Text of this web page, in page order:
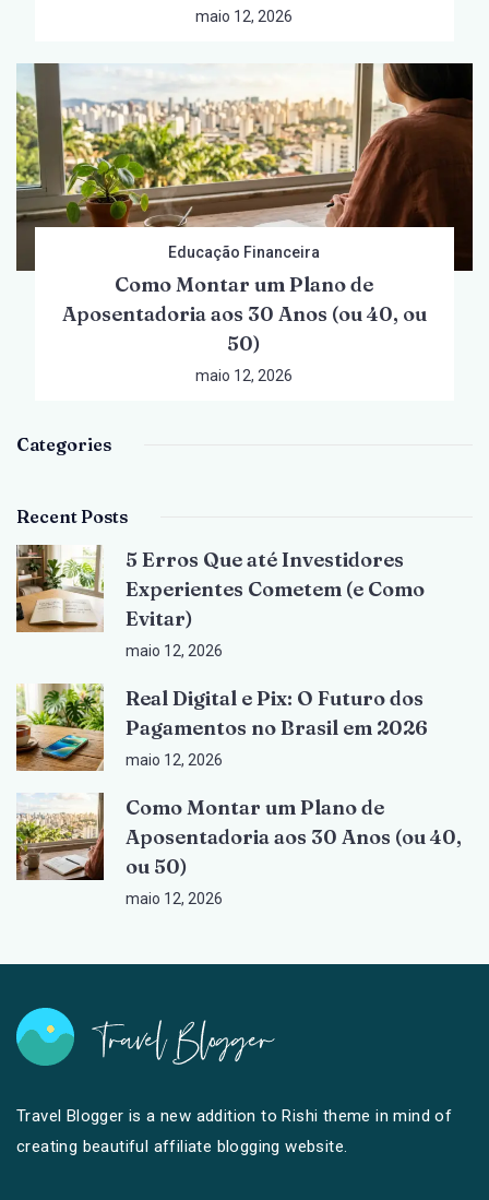
maio 12, 2026
Educação Financeira
Como Montar um Plano de
Aposentadoria aos 30 Anos (ou 40, ou
50)
maio 12, 2026
Categories
Recent Posts
5 Erros Que até Investidores
Experientes Cometem (e Como
Evitar)
maio 12, 2026
Real Digital e Pix: O Futuro dos
Pagamentos no Brasil em 2026
maio 12, 2026
Como Montar um Plano de
Aposentadoria aos 30 Anos (ou 40,
ou 50)
maio 12, 2026
Travel Blogger is a new addition to Rishi theme in mind of
creating beautiful affiliate blogging website.